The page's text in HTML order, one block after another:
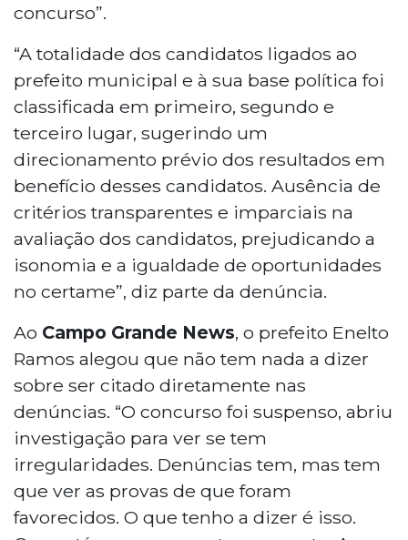
concurso”.
“A totalidade dos candidatos ligados ao
prefeito municipal e à sua base política foi
classificada em primeiro, segundo e
terceiro lugar, sugerindo um
direcionamento prévio dos resultados em
benefício desses candidatos. Ausência de
critérios transparentes e imparciais na
avaliação dos candidatos, prejudicando a
isonomia e a igualdade de oportunidades
no certame”, diz parte da denúncia.
Ao Campo Grande News, o prefeito Enelto
Ramos alegou que não tem nada a dizer
sobre ser citado diretamente nas
denúncias. “O concurso foi suspenso, abriu
investigação para ver se tem
irregularidades. Denúncias tem, mas tem
que ver as provas de que foram
favorecidos. O que tenho a dizer é isso.